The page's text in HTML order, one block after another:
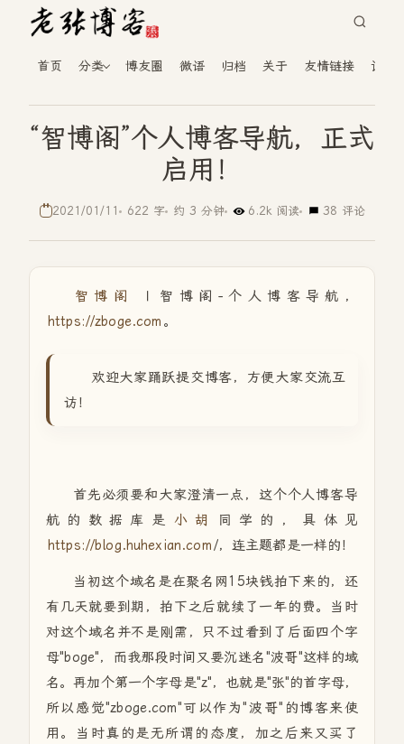
首页 分类 博友圈 微语 归档 关于 友情链接 读者
“智博阁”个人博客导航，正式
启用！
2021/01/11 622 字 约 3 分钟 6.2k 阅读 38 评论
智博阁
| 智博阁-个人博客导航，
https://zboge.com 。
欢迎大家踊跃提交博客，方便大家交流互
访！
首先必须要和大家澄清一点，这个个人博客导
航的数据库是
小胡
同学的，具体见
https://blog.huhexian.com/，连主题都是一样的！
当初这个域名是在聚名网15块钱拍下来的，还
有几天就要到期，拍下之后就续了一年的费。当时
对这个域名并不是刚需，只不过看到了后面四个字
母"boge"，而我那段时间又要沉迷名"波哥"这样的域
名。再加个第一个字母是"z"，也就是"张"的首字母，
所以感觉"zboge.com"可以作为"波哥"的博客来使
用。当时真的是无所谓的态度，加之后来又买了